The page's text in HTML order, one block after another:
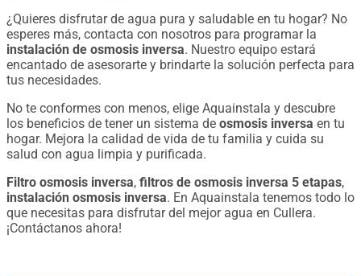
¿Quieres disfrutar de agua pura y saludable en tu hogar? No
esperes más, contacta con nosotros para programar la
instalación de osmosis inversa. Nuestro equipo estará
encantado de asesorarte y brindarte la solución perfecta para
tus necesidades.
No te conformes con menos, elige Aquainstala y descubre
los beneficios de tener un sistema de osmosis inversa en tu
hogar. Mejora la calidad de vida de tu familia y cuida su
salud con agua limpia y purificada.
Filtro osmosis inversa, filtros de osmosis inversa 5 etapas,
instalación osmosis inversa. En Aquainstala tenemos todo lo
que necesitas para disfrutar del mejor agua en Cullera.
¡Contáctanos ahora!